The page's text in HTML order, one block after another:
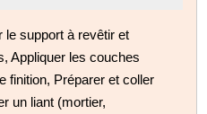
le support à revêtir et
Appliquer les couches
finition, Préparer et coller
un liant (mortier,